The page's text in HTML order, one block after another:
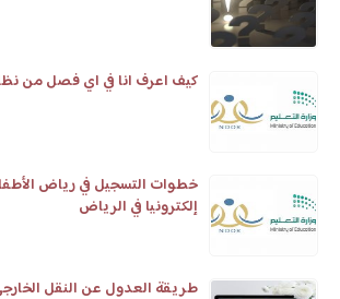
كيف اعرف انا في اي فصل من
إلكترونيا في الرياض
طريقة العدول عن النقل